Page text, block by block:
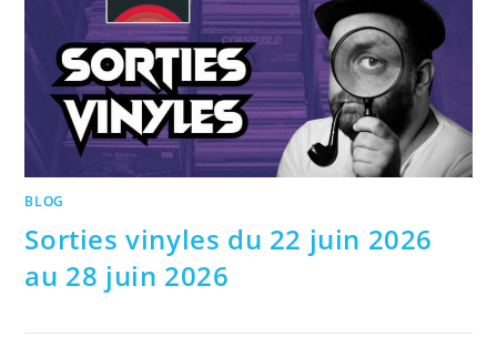
BLOG
Sorties vinyles du 22 juin 2026
au 28 juin 2026